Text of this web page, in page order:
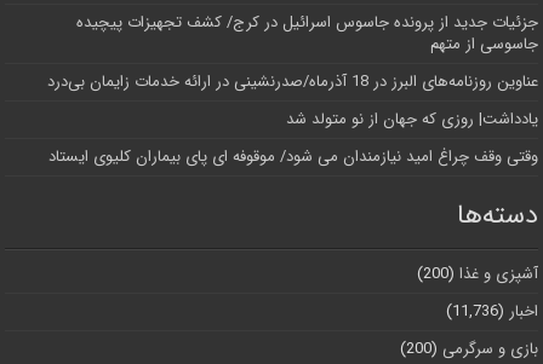
جزئیات جدید از پرونده جاسوس اسرائیل در کرج/‌ کشف تجهیزات پیچیده
جاسوسی از متهم
عناوین روزنامه‌های البرز در ‌18 آذرماه/صدرنشینی در ارائه خدمات زایمان بی‌درد
یادداشت| روزی که جهان از نو متولد شد
وقتی وقف چراغ امید نیازمندان می شود/ موقوفه ای پای بیماران کلیوی ایستاد
دسته‌ها
آشپزی و غذا (200)
اخبار (11,736)
بازی و سرگرمی (200)